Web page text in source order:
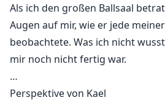
Als ich den großen Ballsaal
Augen auf mir, wie er jede
beobachtete. Was ich nicht
mir noch nicht fertig war.
…
Perspektive von Kael